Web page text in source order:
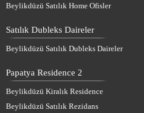
Beylikdüzü Satılık Home Ofisler
Satılık Dubleks Daireler
Beylikdüzü Satılık Dubleks Daireler
Papatya Residence 2
Beylikdüzü Kiralık Residence
Beylikdüzü Satılık Rezidans